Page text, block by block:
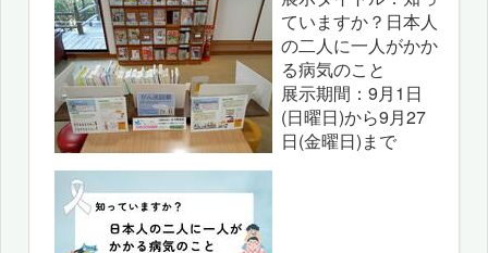
ていますか？日本人
の二人に一人がかか
る病気のこと
展示期間：9月1日
(日曜日)から9月27
日(金曜日)まで